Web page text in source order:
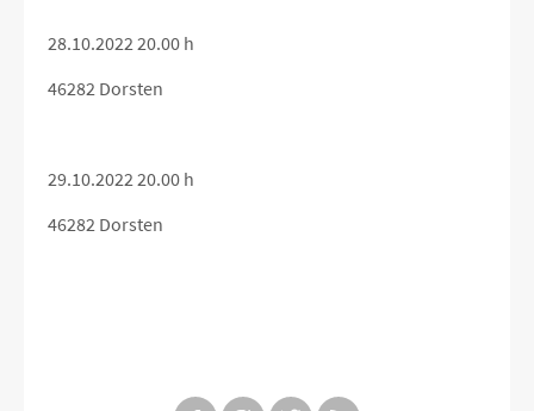
28.10.2022 20.00 h
46282 Dorsten
29.10.2022 20.00 h
46282 Dorsten